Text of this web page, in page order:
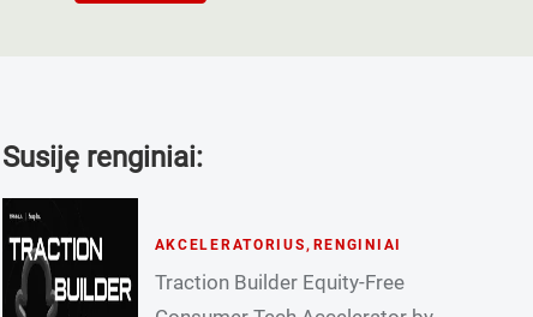
Susiję renginiai:
AKCELERATORIUS , RENGINIAI
Traction Builder Equity-Free